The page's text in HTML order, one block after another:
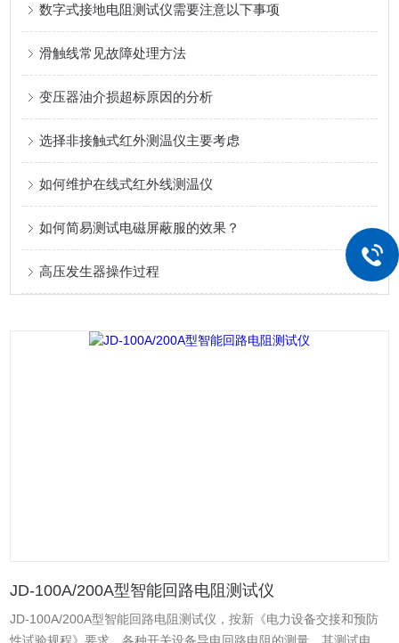
数字式接地电阻测试仪需要注意以下事项
滑触线常见故障处理方法
变压器油介损超标原因的分析
选择非接触式红外测温仪主要考虑
如何维护在线式红外线测温仪
如何简易测试电磁屏蔽服的效果？
高压发生器操作过程
JD-100A/200A型智能回路电阻测试仪
JD-100A/200A型智能回路电阻测试仪，按新《电力设备交接和预防